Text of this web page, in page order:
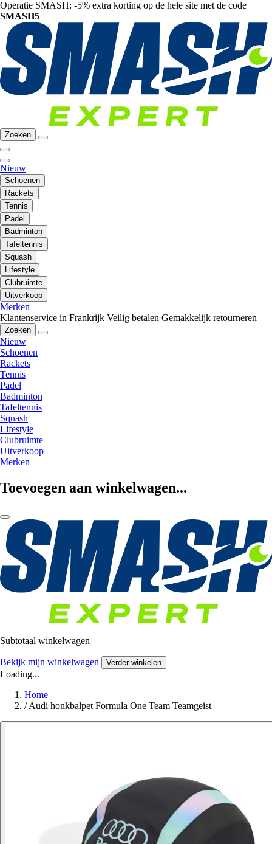
Operatie SMASH: -5% extra korting op de hele site met de code
SMASH5
Zoeken
Nieuw
Schoenen
Rackets
Tennis
Padel
Badminton
Tafeltennis
Squash
Lifestyle
Clubruimte
Uitverkoop
Merken
Klantenservice in Frankrijk Veilig betalen Gemakkelijk retourneren
Zoeken
Nieuw
Schoenen
Rackets
Tennis
Padel
Badminton
Tafeltennis
Squash
Lifestyle
Clubruimte
Uitverkoop
Merken
Toevoegen aan winkelwagen...
Subtotaal winkelwagen
Bekijk mijn winkelwagen Verder winkelen
Loading...
Home
/ Audi honkbalpet Formula One Team Teamgeist